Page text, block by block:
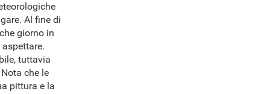
Al fine di
giorno in
tuttavia
che le
pittura e la